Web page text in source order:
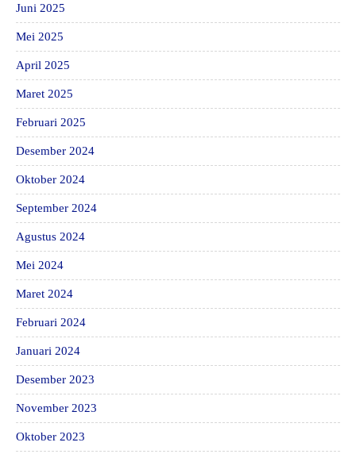
Juni 2025
Mei 2025
April 2025
Maret 2025
Februari 2025
Desember 2024
Oktober 2024
September 2024
Agustus 2024
Mei 2024
Maret 2024
Februari 2024
Januari 2024
Desember 2023
November 2023
Oktober 2023